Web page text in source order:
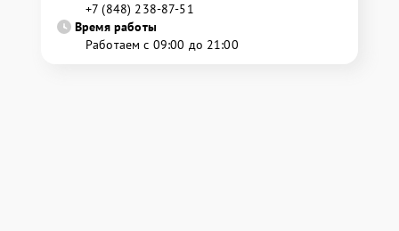
+7 (848) 238-87-51
Время работы
Работаем с 09:00 до 21:00